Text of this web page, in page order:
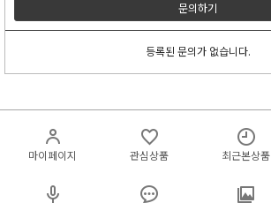
문의하기
등록된 문의가 없습니다.
마이페이지 관심상품 최근본상품